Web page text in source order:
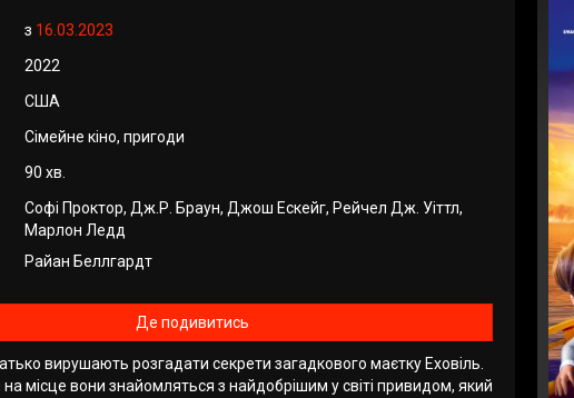
з 16.03.2023
2022
США
Сімейне кіно, пригоди
90 хв.
Софі Проктор, Дж.Р. Браун, Джош Ескейг, Рейчел Дж. Уіттл,
Марлон Ледд
Райан Беллгардт
Де подивитись
вирушають розгадати секрети загадкового маєтку Еховіль.
на місце вони знайомляться з найдобрішим у світі привидом, який